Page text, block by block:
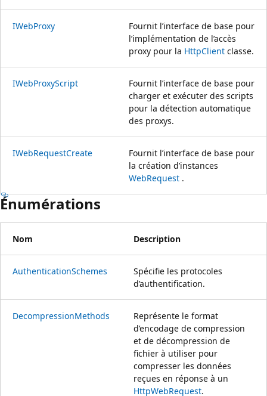
IWebProxy
Fournit l’interface de base pour
l’implémentation de l’accès
proxy pour la HttpClient classe.
IWebProxyScript
Fournit l’interface de base pour
charger et exécuter des scripts
pour la détection automatique
des proxys.
IWebRequestCreate
Fournit l’interface de base pour
la création d’instances
WebRequest .
Énumérations
Nom Description
AuthenticationSchemes
Spécifie les protocoles
d’authentification.
DecompressionMethods
Représente le format
d’encodage de compression
et de décompression de
fichier à utiliser pour
compresser les données
reçues en réponse à un
HttpWebRequest.